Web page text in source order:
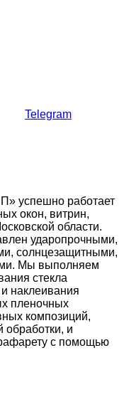
Telegram
успешно работает
окон, витрин,
области.
ударопрочными,
солнцезащитными,
Мы выполняем
стекла
наклеивания
пленочных
композиций,
обработки, и
с помощью